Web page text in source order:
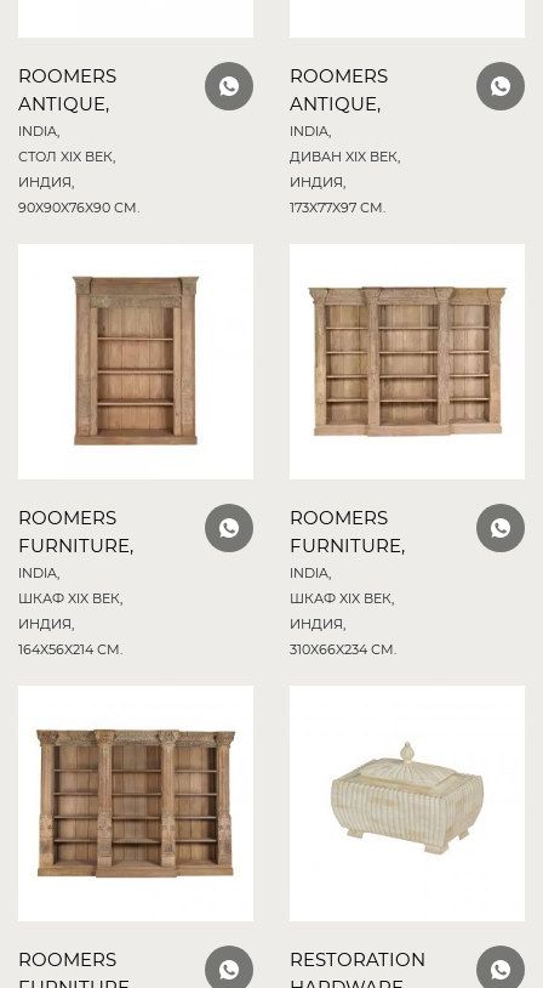
ROOMERS
ANTIQUE,
INDIA,
СТОЛ XIX ВЕК,
ИНДИЯ,
90X90X76X90 СМ.
ROOMERS
ANTIQUE,
INDIA,
ДИВАН XIX ВЕК,
ИНДИЯ,
173X77X97 СМ.
ROOMERS
FURNITURE,
INDIA,
ШКАФ XIX ВЕК,
ИНДИЯ,
164X56X214 СМ.
ROOMERS
FURNITURE,
INDIA,
ШКАФ XIX ВЕК,
ИНДИЯ,
310X66X234 СМ.
ROOMERS
RESTORATION